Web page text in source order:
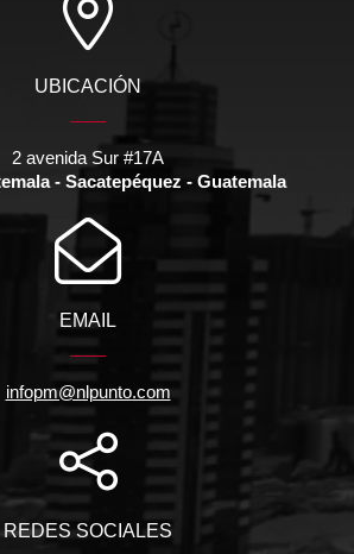
UBICACIÓN
2 avenida Sur #17A
- Sacatepéquez - Guatemala
EMAIL
infopm@nlpunto.com
REDES SOCIALES